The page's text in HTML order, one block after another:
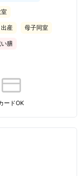
産 母子同室
膳
ードOK